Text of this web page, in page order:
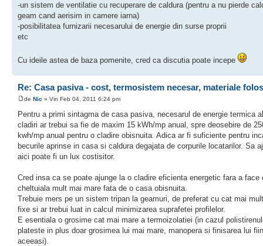
-un sistem de ventilatie cu recuperare de caldura (pentru a nu pierde
geam cand aerisim in camere iarna)
-posibilitatea furnizarii necesarului de energie din surse proprii
etc
Cu ideile astea de baza pomenite, cred ca discutia poate incepe
Re: Casa pasiva - cost, termosistem necesar, materiale folos
de Nic » Vin Feb 04, 2011 6:24 pm
Pentru a primi sintagma de casa pasiva, necesarul de energie termica
cladiri ar trebui sa fie de maxim 15 kWh/mp anual, spre deosebire de
kwh/mp anual pentru o cladire obisnuita. Adica ar fi suficiente pentru
becurile aprinse in casa si caldura degajata de corpurile locatarilor. Sa
aici poate fi un lux costisitor.
Cred insa ca se poate ajunge la o cladire eficienta energetic fara a face
cheltuiala mult mai mare fata de o casa obisnuita.
Trebuie mers pe un sistem tripan la geamuri, de preferat cu cat mai
fixe si ar trebui luat in calcul minimizarea suprafetei profilelor.
E esentiala o grosime cat mai mare a termoizolatiei (in cazul
plateste in plus doar grosimea lui mai mare, manopera si finisarea lui
aceeasi).